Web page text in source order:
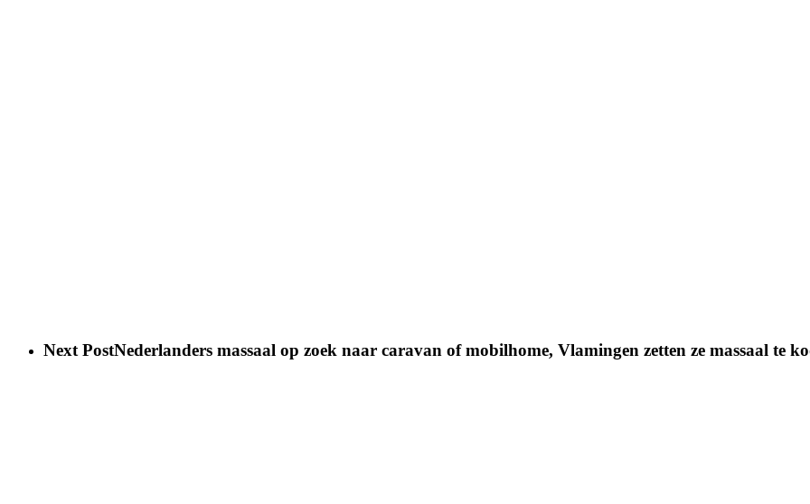
Next PostNederlanders massaal op zoek naar caravan of mobilhome, Vlamingen zetten ze massaal te